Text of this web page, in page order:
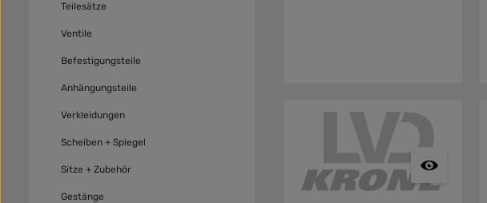
Teilesätze
Ventile
Befestigungsteile
Anhängungsteile
Verkleidungen
Scheiben + Spiegel
Sitze + Zubehör
Gestänge